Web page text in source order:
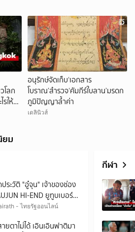
โลก
รให้ดู
อนุรักษ์จัดเก็บ‘เอกสาร
โบราณ’สำรวจ‘คัมภีร์ใบลาน’มรดก
ภูมิปัญญาล้ำค่า
เดลินิวส์
ยม
ประวัติ "อู๋จุน" เจ้าของช่อง
HI-END ยูทูบเบอร์
จเด็ก ที่กำลังเป็นกระแส
- ไทยรัฐออนไลน์
ายตาไม่ได้ เอินเอินฟาติมา
กีฬา